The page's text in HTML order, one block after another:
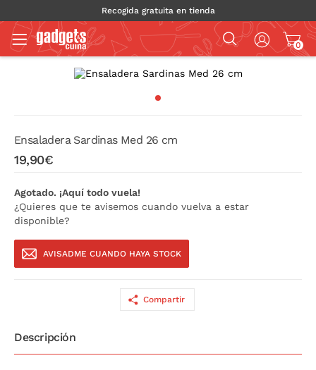
Recogida gratuita en tienda
0
Ensaladera Sardinas Med 26 cm
19,90€
Agotado. ¡Aquí todo vuela!
¿Quieres que te avisemos cuando vuelva a estar
disponible?
AVISADME CUANDO HAYA STOCK
Compartir
Descripción